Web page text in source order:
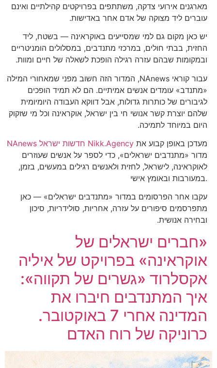
מארגנים אירועי צדקה, משתתפים בפרויקטים קהילתיים ואינם
עוברים ליד מצוקה של אדם אחר באדישות.
יש כאן מקום גם למי שמסייעים באוקראינה — בשטח, ליד
החזית, בבתי חולים, במרכזי מתנדבים, במסלולים הומניטריים
ובמקומות שבהם עזרה רגילה הופכת לשאלה של חיים ומוות.
עבור קוראי NAnews, המדור הזה חשוב מפני שמאחורי המילה
«מתנדב» עומדים אנשים אמיתיים. הם לא תמיד הופכים
לגיבורים של כותרות גדולות, אבל דווקא העבודה היומיומית
שלהם יוצרת קשר אנושי חי בין ישראל, אוקראינה וכל מי שזקוק
היום במיוחד לתמיכה.
NAnews חדשות ישראל Nikk.Agency
מדור «מתנדבים ישראלים», כדי לספר על אנשים שעוזרים
לאוקראינה, לישראל, לחזית ולאנשים רגילים במעשים, בזמן,
במעורבות ובאומץ אישי.
עקבו אחר הפרסומים במדור «מתנדבים ישראלים» — כאן
מתפרסמים סיפורים על עזרה, אחריות, סולידריות, סיכון
ובחירה אנושית.
«חברים ישראלים של
אוקראינה» בפרויקט של איליה
אקסלרוד «גשרים של תקווה»:
איך המתנדבים חיברו את
המדינה אחרי 7 באוקטובר.
כרוניקה של רוח האדם